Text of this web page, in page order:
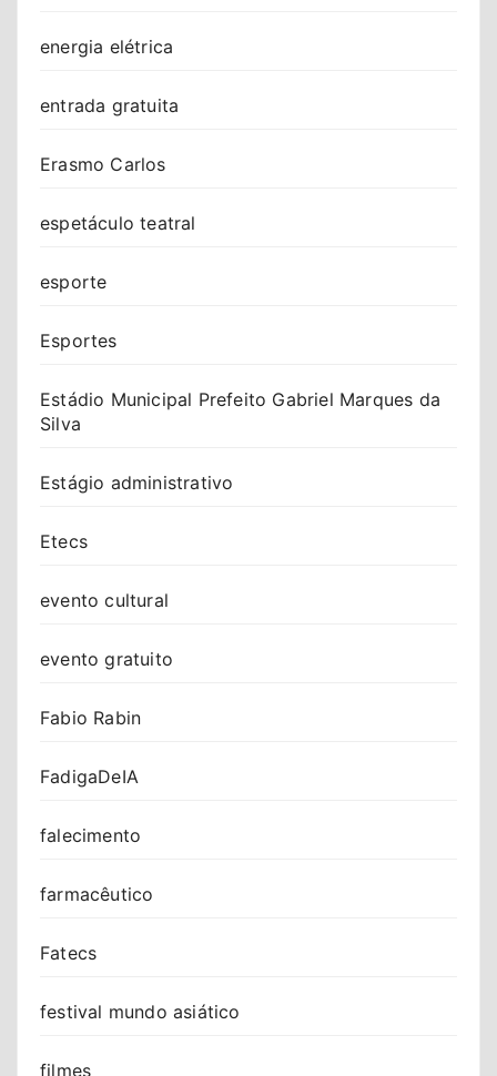
energia elétrica
entrada gratuita
Erasmo Carlos
espetáculo teatral
esporte
Esportes
Estádio Municipal Prefeito Gabriel Marques da
Silva
Estágio administrativo
Etecs
evento cultural
evento gratuito
Fabio Rabin
FadigaDeIA
falecimento
farmacêutico
Fatecs
festival mundo asiático
filmes